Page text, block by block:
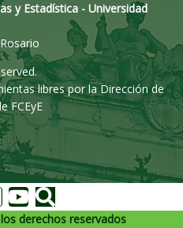
y Estadística - Universidad
libres por la Dirección de
FCEyE
derechos reservados